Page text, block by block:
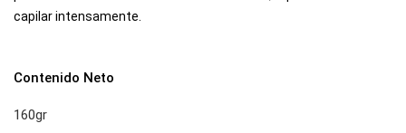
capilar intensamente.
Contenido Neto
160gr